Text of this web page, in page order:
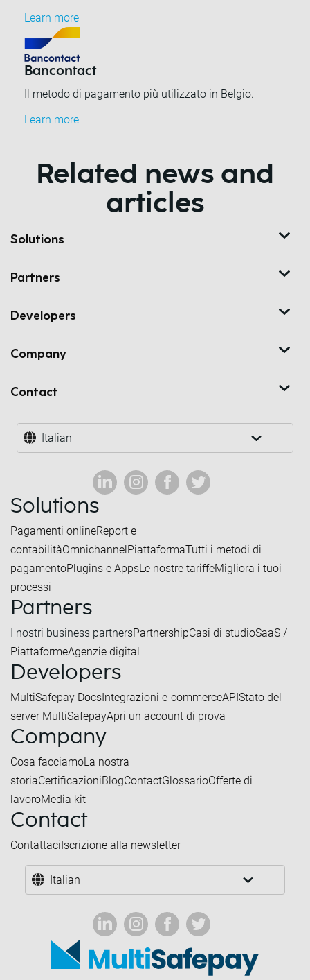
Learn more
Bancontact
Il metodo di pagamento più utilizzato in Belgio.
Learn more
Related news and
articles
Solutions
Partners
Developers
Company
Contact
Italian
Solutions
Pagamenti onlineReport e
contabilitàOmnichannelPiattaformaTutti i metodi di
pagamentoPlugins e AppsLe nostre tariffeMigliora i tuoi
processi
Partners
I nostri business partnersPartnershipCasi di studioSaaS /
PiattaformeAgenzie digital
Developers
MultiSafepay DocsIntegrazioni e-commerceAPIStato del
server MultiSafepayApri un account di prova
Company
Cosa facciamoLa nostra
storiaCertificazioniBlogContactGlossarioOfferte di
lavoroMedia kit
Contact
ContattaciIscrizione alla newsletter
Italian